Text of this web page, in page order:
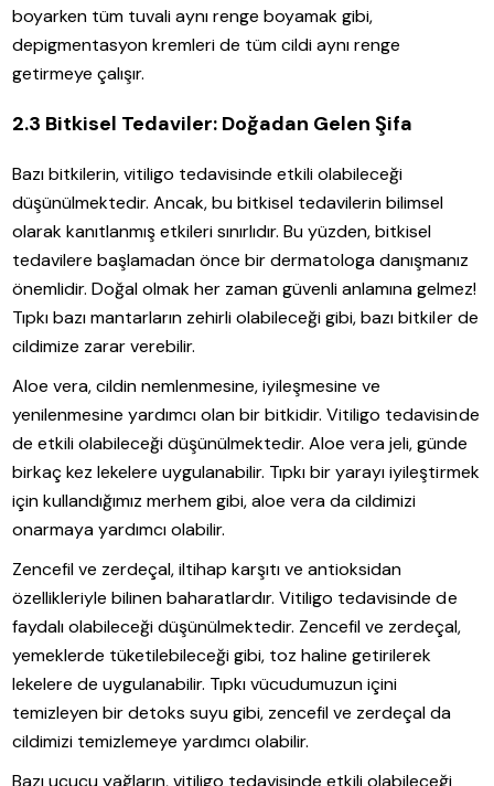
boyarken tüm tuvali aynı renge boyamak gibi,
depigmentasyon kremleri de tüm cildi aynı renge
getirmeye çalışır.
2.3 Bitkisel Tedaviler: Doğadan Gelen Şifa
Bazı bitkilerin, vitiligo tedavisinde etkili olabileceği
düşünülmektedir. Ancak, bu bitkisel tedavilerin bilimsel
olarak kanıtlanmış etkileri sınırlıdır. Bu yüzden, bitkisel
tedavilere başlamadan önce bir dermatologa danışmanız
önemlidir. Doğal olmak her zaman güvenli anlamına gelmez!
Tıpkı bazı mantarların zehirli olabileceği gibi, bazı bitkiler de
cildimize zarar verebilir.
Aloe vera, cildin nemlenmesine, iyileşmesine ve
yenilenmesine yardımcı olan bir bitkidir. Vitiligo tedavisinde
de etkili olabileceği düşünülmektedir. Aloe vera jeli, günde
birkaç kez lekelere uygulanabilir. Tıpkı bir yarayı iyileştirmek
için kullandığımız merhem gibi, aloe vera da cildimizi
onarmaya yardımcı olabilir.
Zencefil ve zerdeçal, iltihap karşıtı ve antioksidan
özellikleriyle bilinen baharatlardır. Vitiligo tedavisinde de
faydalı olabileceği düşünülmektedir. Zencefil ve zerdeçal,
yemeklerde tüketilebileceği gibi, toz haline getirilerek
lekelere de uygulanabilir. Tıpkı vücudumuzun içini
temizleyen bir detoks suyu gibi, zencefil ve zerdeçal da
cildimizi temizlemeye yardımcı olabilir.
Bazı uçucu yağların, vitiligo tedavisinde etkili olabileceği